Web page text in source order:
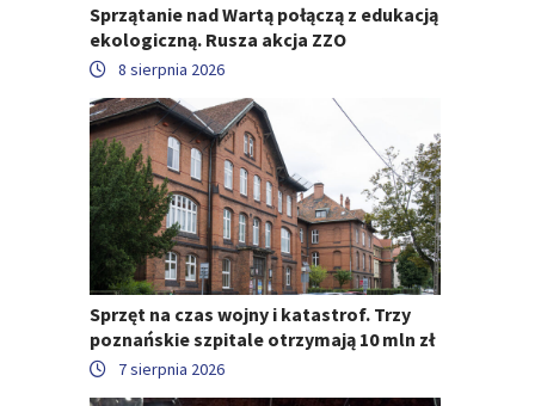
Sprzątanie nad Wartą połączą z edukacją
ekologiczną. Rusza akcja ZZO
8 sierpnia 2026
Sprzęt na czas wojny i katastrof. Trzy
poznańskie szpitale otrzymają 10 mln zł
7 sierpnia 2026